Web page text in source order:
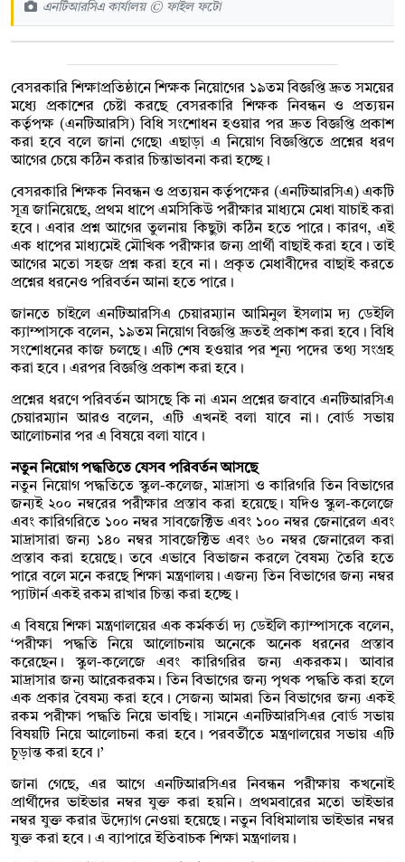
এনটিআরসিএ কার্যালয় © ফাইল ফটো
বেসরকারি শিক্ষাপ্রতিষ্ঠানে শিক্ষক নিয়োগের ১৯তম বিজ্ঞপ্তি দ্রুত সময়ের
মধ্যে প্রকাশের চেষ্টা করছে বেসরকারি শিক্ষক নিবন্ধন ও প্রত্যয়ন
কর্তৃপক্ষ (এনটিআরসি) বিধি সংশোধন হওয়ার পর দ্রুত বিজ্ঞপ্তি প্রকাশ
করা হবে বলে জানা গেছে৷ এছাড়া এ নিয়োগ বিজ্ঞপ্তিতে প্রশ্নের ধরণ
আগের চেয়ে কঠিন করার চিন্তাভাবনা করা হচ্ছে।
বেসরকারি শিক্ষক নিবন্ধন ও প্রত্যয়ন কর্তৃপক্ষের (এনটিআরসিএ) একটি
সূত্র জানিয়েছে, প্রথম ধাপে এমসিকিউ পরীক্ষার মাধ্যমে মেধা যাচাই করা
হবে। এবার প্রশ্ন আগের তুলনায় কিছুটা কঠিন হতে পারে। কারণ, এই
এক ধাপের মাধ্যমেই মৌখিক পরীক্ষার জন্য প্রার্থী বাছাই করা হবে। তাই
আগের মতো সহজ প্রশ্ন করা হবে না। প্রকৃত মেধাবীদের বাছাই করতে
প্রশ্নের ধরনেও পরিবর্তন আনা হতে পারে।
জানতে চাইলে এনটিআরসিএ চেয়ারম্যান আমিনুল ইসলাম দ্য ডেইলি
ক্যাম্পাসকে বলেন, ১৯তম নিয়োগ বিজ্ঞপ্তি দ্রুতই প্রকাশ করা হবে। বিধি
সংশোধনের কাজ চলছে। এটি শেষ হওয়ার পর শূন্য পদের তথ্য সংগ্রহ
করা হবে। এরপর বিজ্ঞপ্তি প্রকাশ করা হবে।
প্রশ্নের ধরণে পরিবর্তন আসছে কি না এমন প্রশ্নের জবাবে এনটিআরসিএ
চেয়ারম্যান আরও বলেন, এটি এখনই বলা যাবে না। বোর্ড সভায়
আলোচনার পর এ বিষয়ে বলা যাবে।
নতুন নিয়োগ পদ্ধতিতে যেসব পরিবর্তন আসছে
নতুন নিয়োগ পদ্ধতিতে স্কুল-কলেজ, মাদ্রাসা ও কারিগরি তিন বিভাগের
জন্যই ২০০ নম্বরের পরীক্ষার প্রস্তাব করা হয়েছে। যদিও স্কুল-কলেজে
এবং কারিগরিতে ১০০ নম্বর সাবজেক্টিভ এবং ১০০ নম্বর জেনারেল এবং
মাদ্রাসারা জন্য ১৪০ নম্বর সাবজেক্টিভ এবং ৬০ নম্বর জেনারেল করা
প্রস্তাব করা হয়েছে। তবে এভাবে বিভাজন করলে বৈষম্য তৈরি হতে
পারে বলে মনে করছে শিক্ষা মন্ত্রণালয়। এজন্য তিন বিভাগের জন্য নম্বর
প্যাটার্ন একই রকম রাখার চিন্তা করা হচ্ছে।
এ বিষয়ে শিক্ষা মন্ত্রণালয়ের এক কর্মকর্তা দ্য ডেইলি ক্যাম্পাসকে বলেন,
‘পরীক্ষা পদ্ধতি নিয়ে আলোচনায় অনেকে অনেক ধরনের প্রস্তাব
করেছেন। স্কুল-কলেজে এবং কারিগরির জন্য একরকম। আবার
মাদ্রাসার জন্য আরেকরকম। তিন বিভাগের জন্য পৃথক পদ্ধতি করা হলে
এক প্রকার বৈষম্য করা হবে। সেজন্য আমরা তিন বিভাগের জন্য একই
রকম পরীক্ষা পদ্ধতি নিয়ে ভাবছি। সামনে এনটিআরসিএর বোর্ড সভায়
বিষয়টি নিয়ে আলোচনা করা হবে। পরবর্তীতে মন্ত্রণালয়ের সভায় এটি
চূড়ান্ত করা হবে।’
জানা গেছে, এর আগে এনটিআরসিএর নিবন্ধন পরীক্ষায় কখনোই
প্রার্থীদের ভাইভার নম্বর যুক্ত করা হয়নি। প্রথমবারের মতো ভাইভার
নম্বর যুক্ত করার উদ্যোগ নেওয়া হয়েছে। নতুন বিধিমালায় ভাইভার নম্বর
যুক্ত করা হবে। এ ব্যাপারে ইতিবাচক শিক্ষা মন্ত্রণালয়।